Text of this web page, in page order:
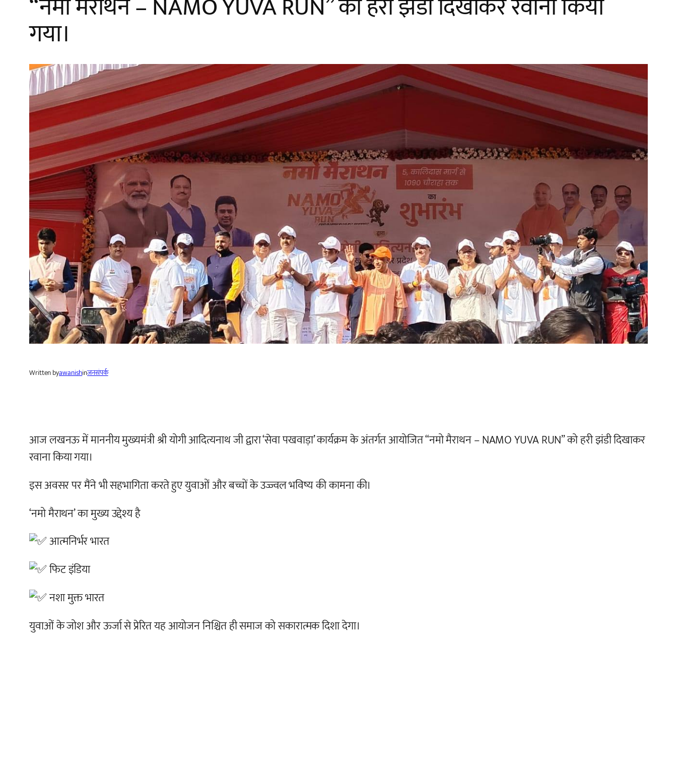
गया।
Written byawanishinजनसंपर्क
आज लखनऊ में माननीय मुख्यमंत्री श्री योगी आदित्यनाथ जी द्वारा ‘सेवा पखवाड़ा’ कार्यक्रम के अंतर्गत आयोजित “नमो मैराथन – NAMO YUVA RUN” को हरी झंडी दिखाकर
रवाना किया गया।
इस अवसर पर मैंने भी सहभागिता करते हुए युवाओं और बच्चों के उज्ज्वल भविष्य की कामना की।
‘नमो मैराथन’ का मुख्य उद्देश्य है
आत्मनिर्भर भारत
फिट इंडिया
नशा मुक्त भारत
युवाओं के जोश और ऊर्जा से प्रेरित यह आयोजन निश्चित ही समाज को सकारात्मक दिशा देगा।